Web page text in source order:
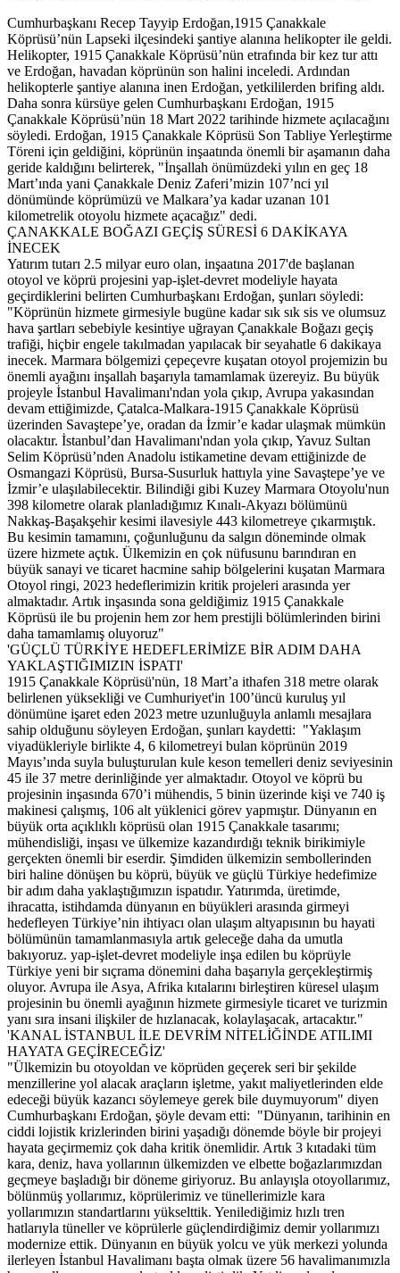
Cumhurbaşkanı Recep Tayyip Erdoğan,1915 Çanakkale
Köprüsü’nün Lapseki ilçesindeki şantiye alanına helikopter ile geldi.
Helikopter, 1915 Çanakkale Köprüsü’nün etrafında bir kez tur attı
ve Erdoğan, havadan köprünün son halini inceledi. Ardından
helikopterle şantiye alanına inen Erdoğan, yetkililerden brifing aldı.
Daha sonra kürsüye gelen Cumhurbaşkanı Erdoğan, 1915
Çanakkale Köprüsü’nün 18 Mart 2022 tarihinde hizmete açılacağını
söyledi. Erdoğan, 1915 Çanakkale Köprüsü Son Tabliye Yerleştirme
Töreni için geldiğini, köprünün inşaatında önemli bir aşamanın daha
geride kaldığını belirterek, "İnşallah önümüzdeki yılın en geç 18
Mart’ında yani Çanakkale Deniz Zaferi’mizin 107’nci yıl
dönümünde köprümüzü ve Malkara’ya kadar uzanan 101
kilometrelik otoyolu hizmete açacağız" dedi.
ÇANAKKALE BOĞAZI GEÇİŞ SÜRESİ 6 DAKİKAYA
İNECEK
Yatırım tutarı 2.5 milyar euro olan, inşaatına 2017'de başlanan
otoyol ve köprü projesini yap-işlet-devret modeliyle hayata
geçirdiklerini belirten Cumhurbaşkanı Erdoğan, şunları söyledi:
"Köprünün hizmete girmesiyle bugüne kadar sık sık sis ve olumsuz
hava şartları sebebiyle kesintiye uğrayan Çanakkale Boğazı geçiş
trafiği, hiçbir engele takılmadan yapılacak bir seyahatle 6 dakikaya
inecek. Marmara bölgemizi çepeçevre kuşatan otoyol projemizin bu
önemli ayağını inşallah başarıyla tamamlamak üzereyiz. Bu büyük
projeyle İstanbul Havalimanı'ndan yola çıkıp, Avrupa yakasından
devam ettiğimizde, Çatalca-Malkara-1915 Çanakkale Köprüsü
üzerinden Savaştepe’ye, oradan da İzmir’e kadar ulaşmak mümkün
olacaktır. İstanbul’dan Havalimanı'ndan yola çıkıp, Yavuz Sultan
Selim Köprüsü’nden Anadolu istikametine devam ettiğinizde de
Osmangazi Köprüsü, Bursa-Susurluk hattıyla yine Savaştepe’ye ve
İzmir’e ulaşılabilecektir. Bilindiği gibi Kuzey Marmara Otoyolu'nun
398 kilometre olarak planladığımız Kınalı-Akyazı bölümünü
Nakkaş-Başakşehir kesimi ilavesiyle 443 kilometreye çıkarmıştık.
Bu kesimin tamamını, çoğunluğunu da salgın döneminde olmak
üzere hizmete açtık. Ülkemizin en çok nüfusunu barındıran en
büyük sanayi ve ticaret hacmine sahip bölgelerini kuşatan Marmara
Otoyol ringi, 2023 hedeflerimizin kritik projeleri arasında yer
almaktadır. Artık inşasında sona geldiğimiz 1915 Çanakkale
Köprüsü ile bu projenin hem zor hem prestijli bölümlerinden birini
daha tamamlamış oluyoruz"
'GÜÇLÜ TÜRKİYE HEDEFLERİMİZE BİR ADIM DAHA
YAKLAŞTIĞIMIZIN İSPATI'
1915 Çanakkale Köprüsü'nün, 18 Mart’a ithafen 318 metre olarak
belirlenen yüksekliği ve Cumhuriyet'in 100’üncü kuruluş yıl
dönümüne işaret eden 2023 metre uzunluğuyla anlamlı mesajlara
sahip olduğunu söyleyen Erdoğan, şunları kaydetti: "Yaklaşım
viyadükleriyle birlikte 4, 6 kilometreyi bulan köprünün 2019
Mayıs’ında suyla buluşturulan kule keson temelleri deniz seviyesinin
45 ile 37 metre derinliğinde yer almaktadır. Otoyol ve köprü bu
projesinin inşasında 670’i mühendis, 5 binin üzerinde kişi ve 740 iş
makinesi çalışmış, 106 alt yüklenici görev yapmıştır. Dünyanın en
büyük orta açıklıklı köprüsü olan 1915 Çanakkale tasarımı;
mühendisliği, inşası ve ülkemize kazandırdığı teknik birikimiyle
gerçekten önemli bir eserdir. Şimdiden ülkemizin sembollerinden
biri haline dönüşen bu köprü, büyük ve güçlü Türkiye hedefimize
bir adım daha yaklaştığımızın ispatıdır. Yatırımda, üretimde,
ihracatta, istihdamda dünyanın en büyükleri arasında girmeyi
hedefleyen Türkiye’nin ihtiyacı olan ulaşım altyapısının bu hayati
bölümünün tamamlanmasıyla artık geleceğe daha da umutla
bakıyoruz. yap-işlet-devret modeliyle inşa edilen bu köprüyle
Türkiye yeni bir sıçrama dönemini daha başarıyla gerçekleştirmiş
oluyor. Avrupa ile Asya, Afrika kıtalarını birleştiren küresel ulaşım
projesinin bu önemli ayağının hizmete girmesiyle ticaret ve turizmin
yanı sıra insani ilişkiler de hızlanacak, kolaylaşacak, artacaktır."
'KANAL İSTANBUL İLE DEVRİM NİTELİĞİNDE ATILIMI
HAYATA GEÇİRECEĞİZ'
"Ülkemizin bu otoyoldan ve köprüden geçerek seri bir şekilde
menzillerine yol alacak araçların işletme, yakıt maliyetlerinden elde
edeceği büyük kazancı söylemeye gerek bile duymuyorum" diyen
Cumhurbaşkanı Erdoğan, şöyle devam etti: "Dünyanın, tarihinin en
ciddi lojistik krizlerinden birini yaşadığı dönemde böyle bir projeyi
hayata geçirmemiz çok daha kritik önemlidir. Artık 3 kıtadaki tüm
kara, deniz, hava yollarının ülkemizden ve elbette boğazlarımızdan
geçmeye başladığı bir döneme giriyoruz. Bu anlayışla otoyollarımız,
bölünmüş yollarımız, köprülerimiz ve tünellerimizle kara
yollarımızın standartlarını yükselttik. Yenilediğimiz hızlı tren
hatlarıyla tüneller ve köprülerle güçlendirdiğimiz demir yollarımızı
modernize ettik. Dünyanın en büyük yolcu ve yük merkezi yolunda
ilerleyen İstanbul Havalimanı başta olmak üzere 56 havalimanımızla